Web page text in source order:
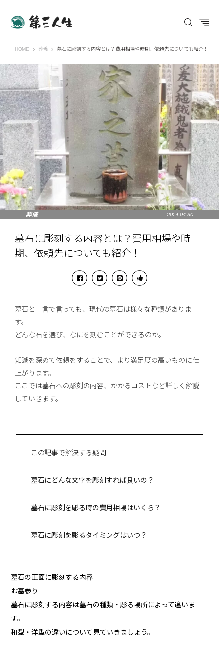
HOME 第三人生 〜寄り道の歩き方〜
葬儀 墓石に彫刻する内容とは？費用相場や時期、依頼先についても紹介！
葬儀 2024.04.30
墓石に彫刻する内容とは？費用相場や時
期、依頼先についても紹介！
墓石と一言で言っても、現代の墓石は様々な種類がありま
す。
どんな石を選び、なにを刻むことができるのか。
知識を深めて依頼をすることで、より満足度の高いものに仕
上がります。
ここでは墓石への彫刻の内容、かかるコストなど詳しく解説
していきます。
この記事で解決する疑問
墓石にどんな文字を彫刻すれば良いの？
墓石に彫刻を彫る時の費用相場はいくら？
墓石に彫刻を彫るタイミングはいつ？
墓石の正面に彫刻する内容
お墓参り
墓石に彫刻する内容は墓石の種類・彫る場所によって違いま
す。
和型・洋型の違いについて見ていきましょう。